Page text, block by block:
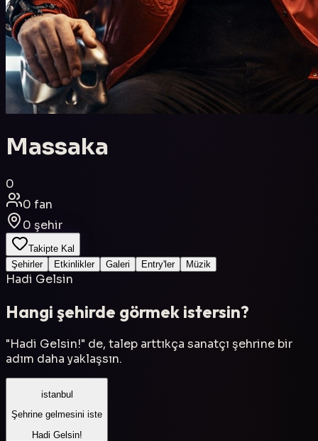
Massaka
0
0 fan
0 şehir
Takipte Kal
Şehirler
Etkinlikler Galeri Entry'ler Müzik
Hadi Gelsin
Hangi şehirde görmek istersin?
"Hadi Gelsin!" de, talep arttıkça sanatçı şehrine bir
adım daha yaklaşsın.
istanbul
Şehrine gelmesini iste
Hadi Gelsin!